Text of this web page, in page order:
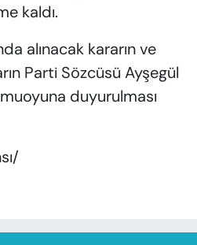
kaldı.
alınacak kararın ve
Parti Sözcüsü Ayşegül
duyurulması